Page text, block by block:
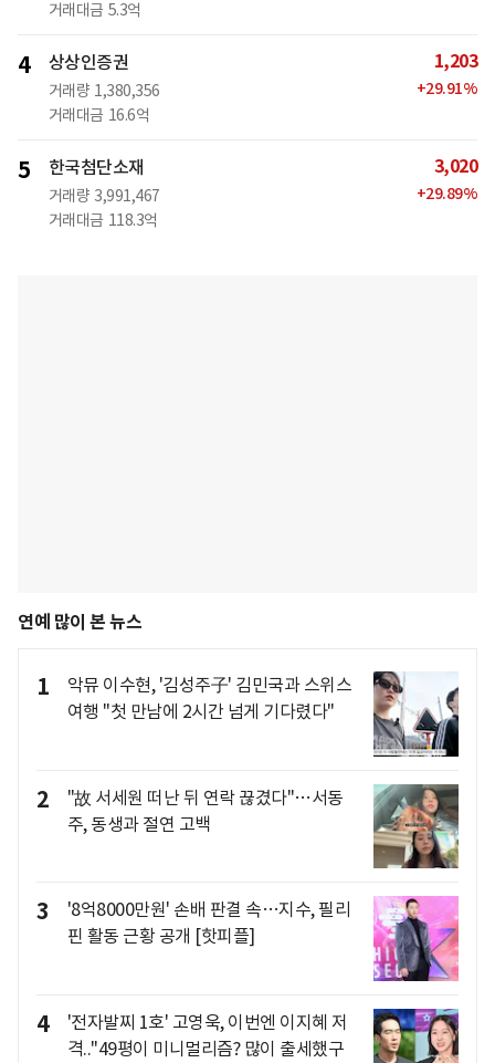
거래대금 5.3억
4 상상인증권
거래량 1,380,356
거래대금 16.6억
1,203
+29.91%
5 한국첨단소재
거래량 3,991,467
거래대금 118.3억
3,020
+29.89%
연예 많이 본 뉴스
1
악뮤 이수현, '김성주子' 김민국과 스위스
여행 "첫 만남에 2시간 넘게 기다렸다"
2
"故 서세원 떠난 뒤 연락 끊겼다"…서동
주, 동생과 절연 고백
3
'8억8000만원' 손배 판결 속…지수, 필리
핀 활동 근황 공개 [핫피플]
4
'전자발찌 1호' 고영욱, 이번엔 이지혜 저
격.."49평이 미니멀리즘? 많이 출세했구